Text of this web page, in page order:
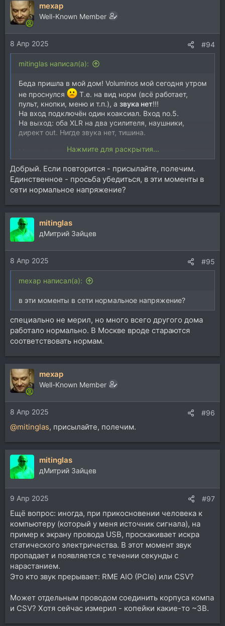
mexap
Well-Known Member
8 Апр 2025 #94
mitinglas написал(а):
Беда пришла в мой дом! Voluminos мой сегодня утром
не проснулся
Т.е. на вид норм (всё работает,
пульт, кнопки, меню и т.п.), а звука нет!!!
На вход подключён один коаксиал. Вход no.5.
На выход: оба XLR на два усилителя, наушники,
директ out. Нигде звука нет, тишина.
Менял входа коаксиала с 5 на 6, пытался подать
сигнал на аналог - везде полная тишина. Через
полчаса, поменял коакс.кабель на отечественный
75Ом, подал на 6 вход - и звук появился, причём
как-то плавно, как фейдом вывели за 2 сек.
уже как-то было с месяц назад, звук не сразу
включился, а с задержкой.
можно померять, может какие токи лишние между
компом и Voluminos ходят?
Нажмите для раскрытия...
Добрый. Если повторится - присылайте, полечим.
Единственное - просьба убедиться, в эти моменты в
сети нормальное напряжение?
mitinglas
дМитрий Зайцев
8 Апр 2025 #95
mexap написал(а):
в эти моменты в сети нормальное напряжение?
специально не мерил, но много всего другого дома
работало нормально. В Москве вроде стараются
соответствовать нормам.
mexap
Well-Known Member
8 Апр 2025 #96
@mitinglas, присылайте, полечим.
mitinglas
дМитрий Зайцев
9 Апр 2025 #97
Ещё вопрос: иногда, при прикосновении человека к
компьютеру (который у меня источник сигнала), на
пример к экрану провода USB, проскакивает искра
статического электричества. В этот момент звук
пропадает и появляется с течении секунды с
нарастанием.
Это кто звук прерывает: RME AIO (PCIe) или CSV?
Может отдельным проводом соединить корпуса компа
и CSV? Хотя сейчас измерил - копейки какие-то ~3В.